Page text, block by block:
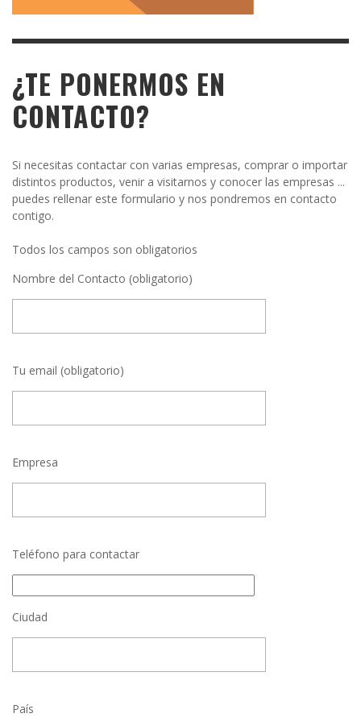
¿TE PONERMOS EN
CONTACTO?
Si necesitas contactar con varias empresas, comprar o importar
distintos productos, venir a visitarnos y conocer las empresas ...
puedes rellenar este formulario y nos pondremos en contacto
contigo.
Todos los campos son obligatorios
Nombre del Contacto (obligatorio)
Tu email (obligatorio)
Empresa
Teléfono para contactar
Ciudad
País